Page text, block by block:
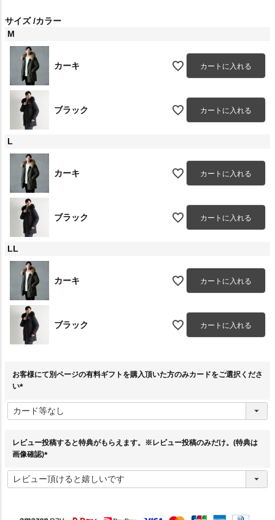
サイズ カラー
M
カーキ カートに入れる
ブラック カートに入れる
L
カーキ カートに入れる
ブラック カートに入れる
LL
カーキ カートに入れる
ブラック カートに入れる
お客様にて別ページの有料ギフトを購入頂いた方のみカードをご選択くださ
い
必
須
レビュー投稿すると特典がもらえます。※レビュー投稿のみだけ。(特典は
画像確認)
必
須